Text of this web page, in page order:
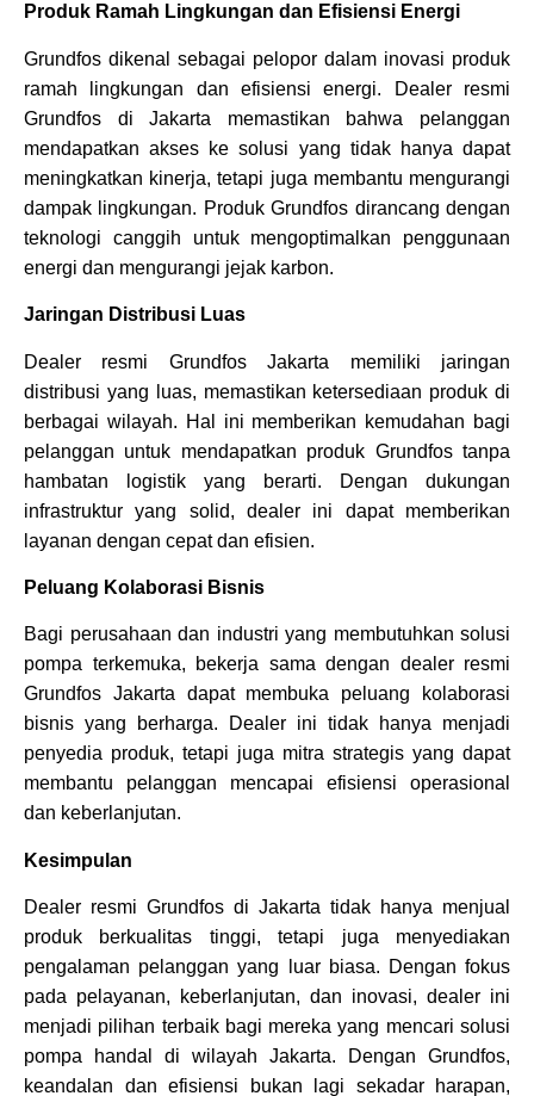
Produk Ramah Lingkungan dan Efisiensi Energi
Grundfos dikenal sebagai pelopor dalam inovasi produk
ramah lingkungan dan efisiensi energi. Dealer resmi
Grundfos di Jakarta memastikan bahwa pelanggan
mendapatkan akses ke solusi yang tidak hanya dapat
meningkatkan kinerja, tetapi juga membantu mengurangi
dampak lingkungan. Produk Grundfos dirancang dengan
teknologi canggih untuk mengoptimalkan penggunaan
energi dan mengurangi jejak karbon.
Jaringan Distribusi Luas
Dealer resmi Grundfos Jakarta memiliki jaringan
distribusi yang luas, memastikan ketersediaan produk di
berbagai wilayah. Hal ini memberikan kemudahan bagi
pelanggan untuk mendapatkan produk Grundfos tanpa
hambatan logistik yang berarti. Dengan dukungan
infrastruktur yang solid, dealer ini dapat memberikan
layanan dengan cepat dan efisien.
Peluang Kolaborasi Bisnis
Bagi perusahaan dan industri yang membutuhkan solusi
pompa terkemuka, bekerja sama dengan dealer resmi
Grundfos Jakarta dapat membuka peluang kolaborasi
bisnis yang berharga. Dealer ini tidak hanya menjadi
penyedia produk, tetapi juga mitra strategis yang dapat
membantu pelanggan mencapai efisiensi operasional
dan keberlanjutan.
Kesimpulan
Dealer resmi Grundfos di Jakarta tidak hanya menjual
produk berkualitas tinggi, tetapi juga menyediakan
pengalaman pelanggan yang luar biasa. Dengan fokus
pada pelayanan, keberlanjutan, dan inovasi, dealer ini
menjadi pilihan terbaik bagi mereka yang mencari solusi
pompa handal di wilayah Jakarta. Dengan Grundfos,
keandalan dan efisiensi bukan lagi sekadar harapan,